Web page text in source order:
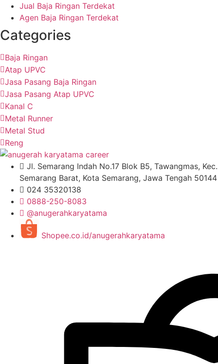
Jual Baja Ringan Terdekat
Agen Baja Ringan Terdekat
Categories
Baja Ringan
Atap UPVC
Jasa Pasang Baja Ringan
Jasa Pasang Atap UPVC
Kanal C
Metal Runner
Metal Stud
Reng
Jl. Semarang Indah No.17 Blok B5, Tawangmas, Kec.
Semarang Barat, Kota Semarang, Jawa Tengah 50144
024 35320138
0888-250-8083
@anugerahkaryatama
Shopee.co.id/anugerahkaryatama